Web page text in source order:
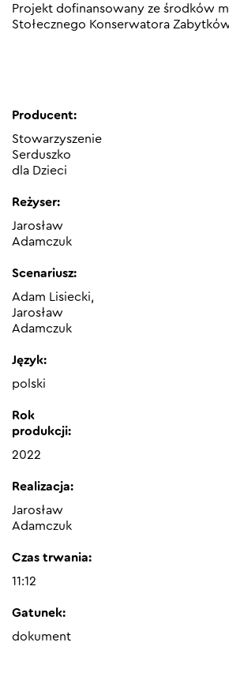
Projekt dofinansowany ze środków
Stołecznego Konserwatora
Producent:
Stowarzyszenie
Serduszko
dla Dzieci
Reżyser:
Jarosław
Adamczuk
Scenariusz:
Adam Lisiecki,
Jarosław
Adamczuk
Język:
polski
Rok
produkcji:
2022
Realizacja:
Jarosław
Adamczuk
Czas trwania:
11:12
Gatunek:
dokument